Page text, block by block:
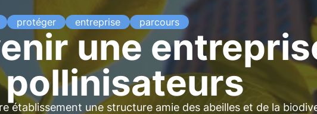
protéger entreprise parcours
une
pollinisateurs
établissement une structure amie des abeilles et de la